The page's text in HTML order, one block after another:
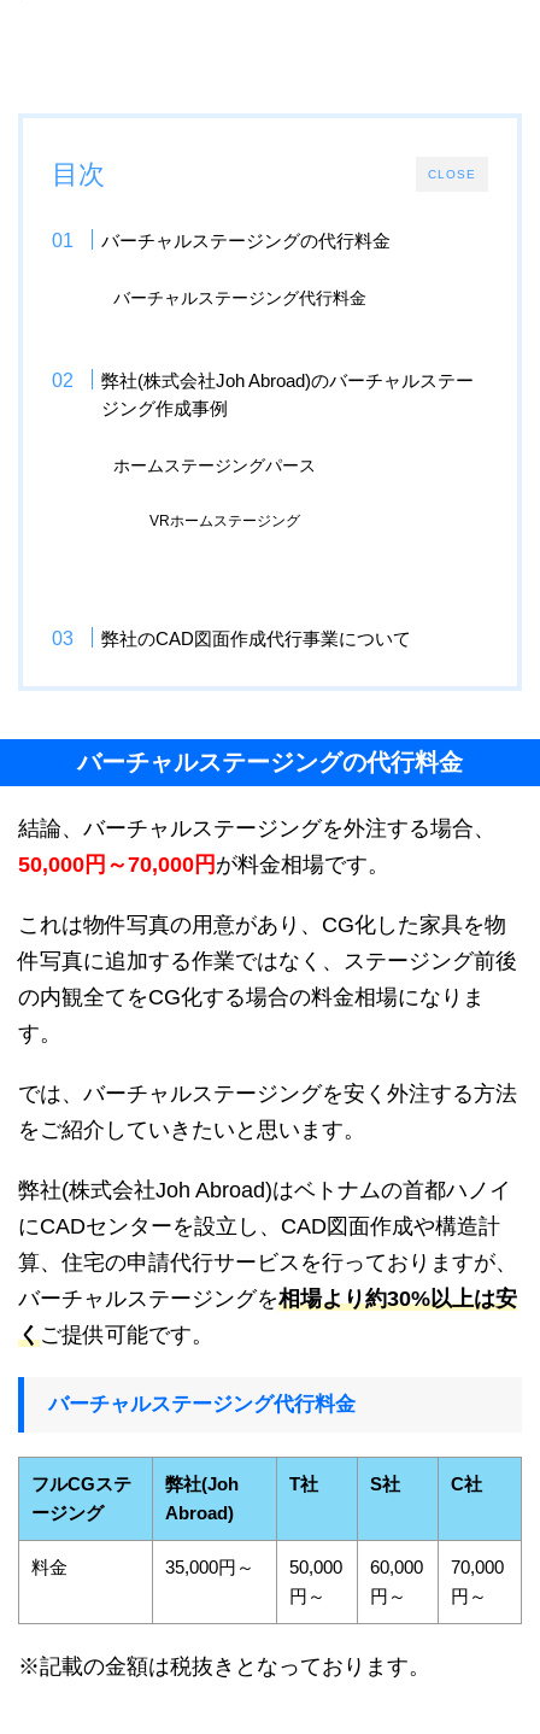
CLOSE
目次
バーチャルステージングの代行料金
バーチャルステージング代行料金
弊社(株式会社Joh Abroad)のバーチャルステー
ジング作成事例
ホームステージングパース
VRホームステージング
弊社のCAD図面作成代行事業について
バーチャルステージングの代行料金
結論、バーチャルステージングを外注する場合、
50,000円～70,000円 が料金相場です。
これは物件写真の用意があり、CG化した家具を物
件写真に追加する作業ではなく、ステージング前後
の内観全てをCG化する場合の料金相場になりま
す。
では、バーチャルステージングを安く外注する方法
をご紹介していきたいと思います。
弊社(株式会社Joh Abroad)はベトナムの首都ハノイ
にCADセンターを設立し、CAD図面作成や構造計
算、住宅の申請代行サービスを行っておりますが、
バーチャルステージングを相場より約30%以上は安
くご提供可能です。
バーチャルステージング代行料金
フルCGステ
ージング
弊社(Joh
Abroad)
T社 S社 C社
料金 35,000円～
50,000
円～
60,000
円～
70,000
円～
※記載の金額は税抜きとなっております。